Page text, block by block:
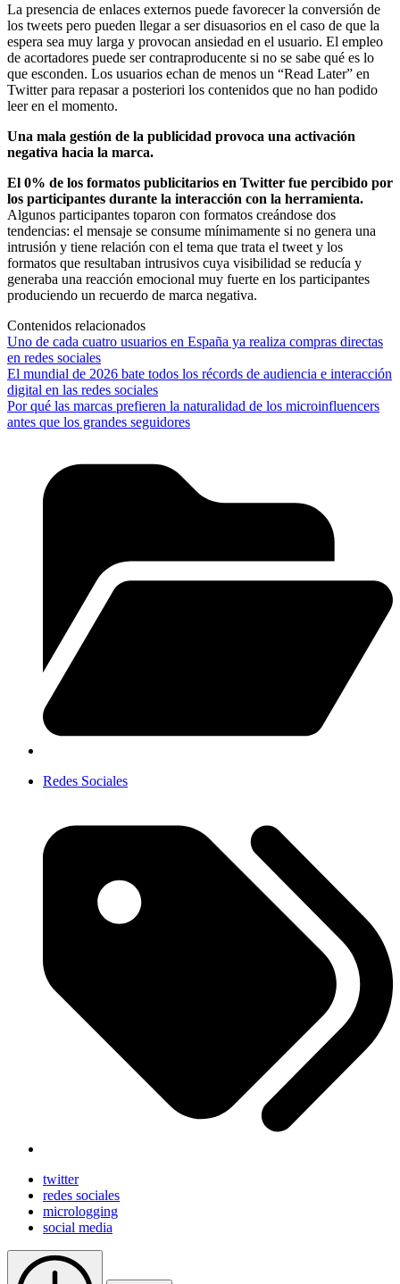
La presencia de enlaces externos puede favorecer la conversión de
los tweets pero pueden llegar a ser disuasorios en el caso de que la
espera sea muy larga y provocan ansiedad en el usuario. El empleo
de acortadores puede ser contraproducente si no se sabe qué es lo
que esconden. Los usuarios echan de menos un “Read Later” en
Twitter para repasar a posteriori los contenidos que no han podido
leer en el momento.
Una mala gestión de la publicidad provoca una activación
negativa hacia la marca.
El 0% de los formatos publicitarios en Twitter fue percibido por
los participantes durante la interacción con la herramienta.
Algunos participantes toparon con formatos creándose dos
tendencias: el mensaje se consume mínimamente si no genera una
intrusión y tiene relación con el tema que trata el tweet y los
formatos que resultaban intrusivos cuya visibilidad se reducía y
generaba una reacción emocional muy fuerte en los participantes
produciendo un recuerdo de marca negativa.
Contenidos relacionados
Uno de cada cuatro usuarios en España ya realiza compras directas
en redes sociales
El mundial de 2026 bate todos los récords de audiencia e interacción
digital en las redes sociales
Por qué las marcas prefieren la naturalidad de los microinfluencers
antes que los grandes seguidores
Redes Sociales
twitter
redes sociales
micrologging
social media